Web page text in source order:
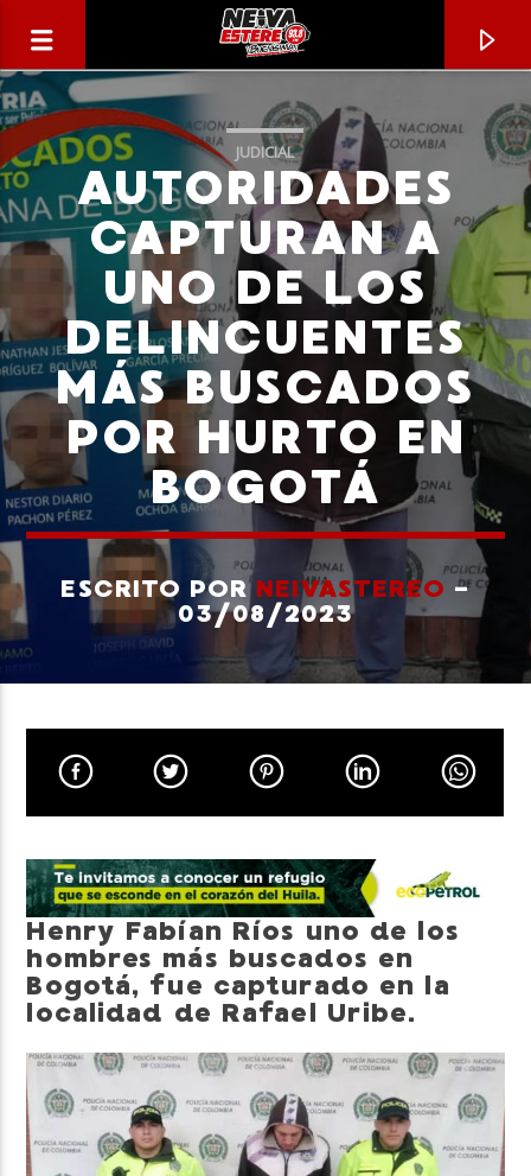
CANCIÓN ACTUAL
TÍTULO
ARTISTA
JUDICIAL
AUTORIDADES
CAPTURAN A
UNO DE LOS
DELINCUENTES
MÁS BUSCADOS
POR HURTO EN
BOGOTÁ
ESCRITO PORNEIVASTEREO -
03/08/2023
Henry Fabían Ríos uno de los
hombres más buscados en
Bogotá, fue capturado en la
localidad de Rafael Uribe.